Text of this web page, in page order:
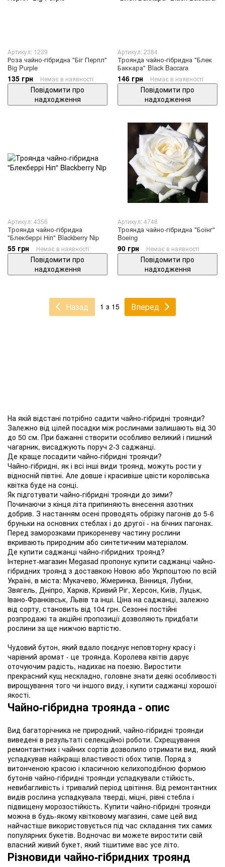
Артикул: 1239
Роза чайно-гібридна "Біг Перпл"
Big Purple
135 грн Немає в наявності
Повідомити про
надходження
Артикул: 2384
Троянда чайно-гібридна "Блек
Баккара" Black Baccara
146 грн Немає в наявності
Повідомити про
надходження
Артикул: 4356
Троянда чайно-гібридна
"Блекберрі Ніп" Blackberry Nip
55 грн Немає в наявності
Повідомити про
надходження
Артикул: 4748
Троянда чайно-гібридна "Боїнг"
Boeing
90 грн Немає в наявності
Повідомити про
надходження
Назад 1 з 15 Вперед
На якій відстані потрібно садити чайно-гібридні троянди?
Залежно від цілей посадки між рослинами залишають від 30
до 50 см. При бажанні створити особливо великий і пишний
чагарник, висаджують поруч 2-3 саджанці.
Де краще посадити чайно-гібридні троянди?
Чайно-гібридні, як і всі інші види троянд, можуть рости у
відносній півтіні. Але довше і красивіше цвісти королівська
квітка буде на сонці.
Як підготувати чайно-гібридні троянди до зими?
Починаючи з кінця літа припиняють внесення азотних
добрив. З настанням осені проводять обрізку пагонів до 5-6
бруньки на основних стеблах і до другої - на бічних пагонах.
Перед заморозками прикореневу частину рослини
вкривають природним або синтетичним матеріалом.
Де купити саджанці чайно-гібридних троянд?
Інтернет-магазин Megasad пропонує купити саджанці чайно-
гібридних троянд з доставкою Новою або Укрпоштою по всій
Україні, в міста: Мукачево, Жмеринка, Вінниця, Лубни,
Звягель, Дніпро, Харків, Кривий Ріг, Херсон, Київ, Луцьк,
Івано-Франківськ, Львів та інші. Ціна на саджанці, залежно
від сорту, становить від 104 грн. Сезонні постійні
розпродажі та акційні пропозиції дозволяють придбати
рослини за ще нижчою вартістю.
Чудовий бутон, який вдало поєднує неповторну красу і
чарівний аромат - це троянда. Королева квітів дарує
оточуючим радість, надихає на поезію. Виростити
прекрасний кущ нескладно, головне знати деякі особливості
вирощування того чи іншого виду, і купити саджанці хорошої
якості.
Чайно-гібридна троянда - опис
Вид багаторічника не природний, чайно-гібридні троянди
виведені в результаті селекційної роботи. Схрещування
ремонтантних і чайних сортів дозволило отримати вид, який
успадкував найкращі властивості обох типів. Поряд з
витонченою красою і класичною келихоподібною формою
бутонів чайно-гібридні троянди успадкували стійкість,
невибагливість і тривалий період цвітіння. Від ремонтантних
видів рослина успадкувала тверді, міцні, рівні стебла і
підвищену морозостійкість. Купити чайно-гібридні троянди
можна в будь-якому квітковому магазині, саме цей вид
найчастіше використовується під час складання тих самих
популярних букетів. Водночас ви можете виростити свій
власний живий букет, який тішитиме вас усе літо.
Різновиди чайно-гібридних троянд